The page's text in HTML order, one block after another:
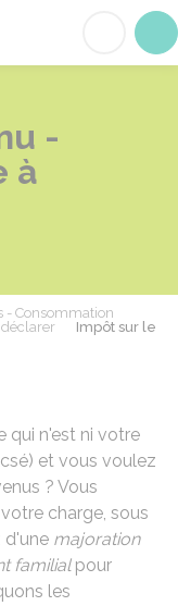
-
à
- Consommation
Impôt sur le
qui n'est ni votre
et vous voulez
? Vous
charge, sous
d'une majoration
familialpour
les